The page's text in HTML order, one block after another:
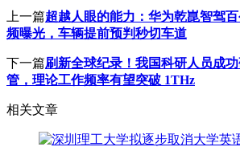
上一篇超越人眼的能力：华为乾崑智驾
频曝光，车辆提前预判秒切车道
下一篇刷新全球纪录！我国科研人员成
管，理论工作频率有望突破 1THz
相关文章